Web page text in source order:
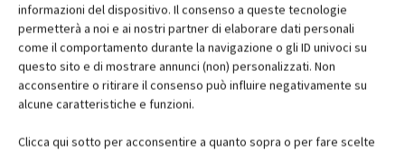
informazioni del dispositivo. Il consenso a queste tecnologie
permetterà a noi e ai nostri partner di elaborare dati personali
come il comportamento durante la navigazione o gli ID univoci su
questo sito e di mostrare annunci (non) personalizzati. Non
acconsentire o ritirare il consenso può influire negativamente su
alcune caratteristiche e funzioni.
Clicca qui sotto per acconsentire a quanto sopra o per fare scelte
Edicola web
Abbonati e regala